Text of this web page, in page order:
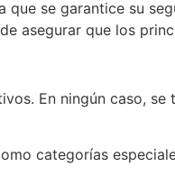
se garantice su
asegurar que los
En ningún caso, se
categorías